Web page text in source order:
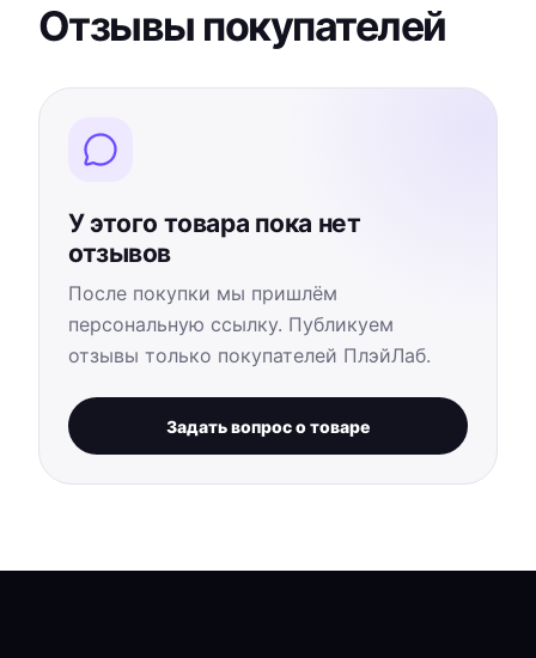
Отзывы покупателей
У этого товара пока нет
отзывов
После покупки мы пришлём
персональную ссылку. Публикуем
отзывы только покупателей ПлэйЛаб.
Задать вопрос о товаре